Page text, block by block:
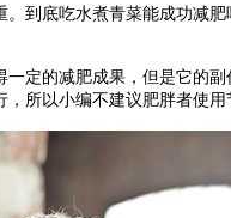
底吃水煮青菜能成功减肥
的减肥成果，但是它的
所以小编不建议肥胖者使用